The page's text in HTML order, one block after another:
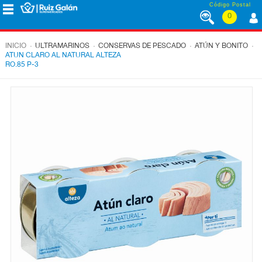
Saltar al contenido Código Postal
0
CORPORATIVO
LÁCTEOS
CONGELADOS
INICIO . ULTRAMARINOS . CONSERVAS DE PESCADO . ATÚN Y BONITO .
ATUN CLARO AL NATURAL ALTEZA
RO.85 P-3